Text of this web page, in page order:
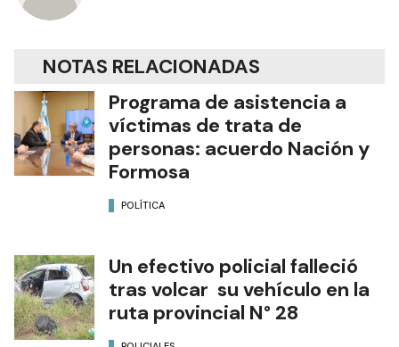
NOTAS RELACIONADAS
Programa de asistencia a
víctimas de trata de
personas: acuerdo Nación y
Formosa
POLÍTICA
Un efectivo policial falleció
tras volcar su vehículo en la
ruta provincial N° 28